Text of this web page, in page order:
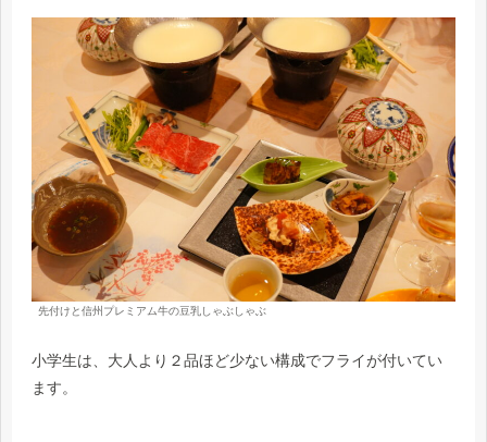
先付けと信州プレミアム牛の豆乳しゃぶしゃぶ
小学生は、大人より２品ほど少ない構成でフライが付いてい
ます。